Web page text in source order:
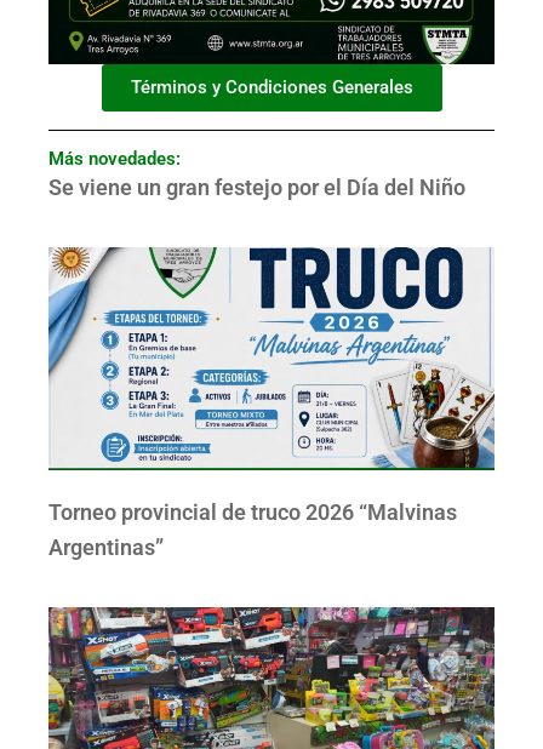
Términos y Condiciones Generales
Más novedades:
Se viene un gran festejo por el Día del Niño
Torneo provincial de truco 2026 “Malvinas
Argentinas”